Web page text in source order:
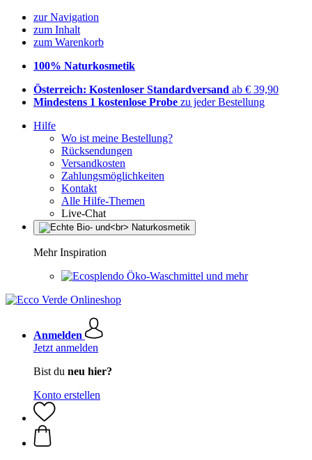
zur Navigation
zum Inhalt
zum Warenkorb
100% Naturkosmetik
Österreich: Kostenloser Standardversand ab € 39,90
Mindestens 1 kostenlose Probe zu jeder Bestellung
Hilfe
Wo ist meine Bestellung?
Rücksendungen
Versandkosten
Zahlungsmöglichkeiten
Kontakt
Alle Hilfe-Themen
Live-Chat
Mehr Inspiration
Öko-Waschmittel und mehr
Anmelden
Jetzt anmelden
Bist du neu hier?
Konto erstellen